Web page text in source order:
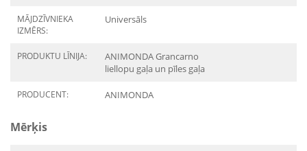
MĀJDZĪVNIEKA
IZMĒRS:
Universāls
PRODUKTU LĪNIJA:
ANIMONDA Grancarno
liellopu gaļa un pīles gaļa
PRODUCENT: ANIMONDA
Mērķis